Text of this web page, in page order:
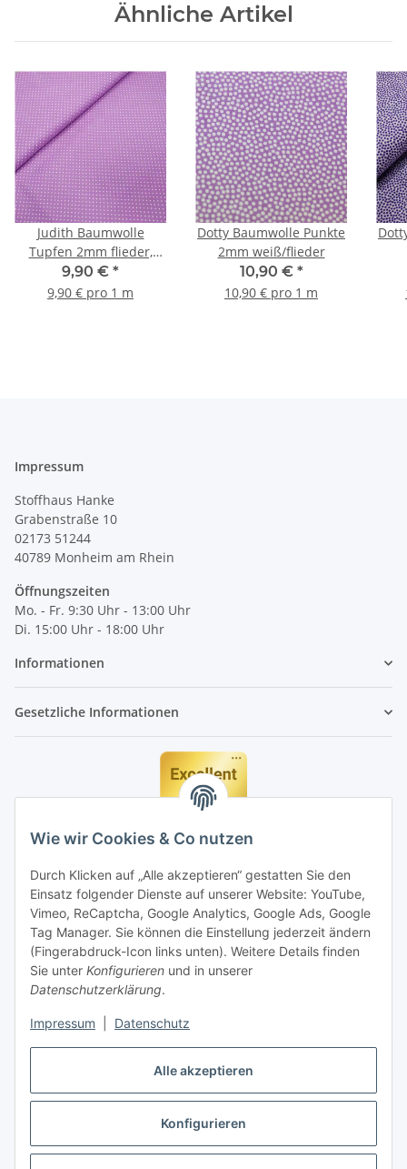
Alle akzeptieren
Konfigurieren
Wie wir Cookies & Co nutzen
Durch Klicken auf „Alle akzeptieren“ gestatten Sie den
Einsatz folgender Dienste auf unserer Website: YouTube,
Vimeo, ReCaptcha, Google Analytics, Google Ads, Google
Tag Manager. Sie können die Einstellung jederzeit ändern
(Fingerabdruck-Icon links unten). Weitere Details finden
Sie unter Konfigurieren und in unserer
Datenschutzerklärung.
Impressum Datenschutz
Ähnliche Artikel
Judith Baumwolle
Tupfen 2mm flieder,
weiß
9,90 € *
9,90 € pro 1 m
Dotty Baumwolle Punkte
2mm weiß/flieder
10,90 € *
10,90 € pro 1 m
Impressum
Stoffhaus Hanke
Grabenstraße 10
02173 51244
40789 Monheim am Rhein
Öffnungszeiten
Mo. - Fr. 9:30 Uhr - 13:00 Uhr
Di. 15:00 Uhr - 18:00 Uhr
Informationen
Gesetzliche Informationen